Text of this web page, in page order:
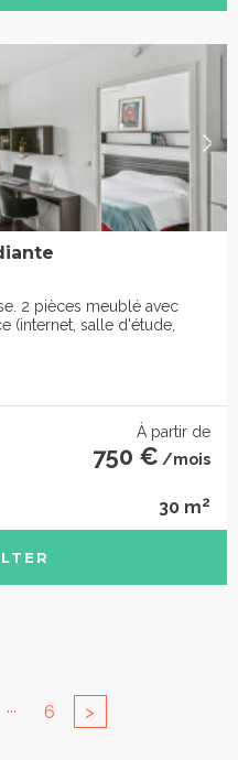
2 pièces meublé avec
(internet, salle d'étude,
À partir de
750 € /mois
30 m2
... 6 >